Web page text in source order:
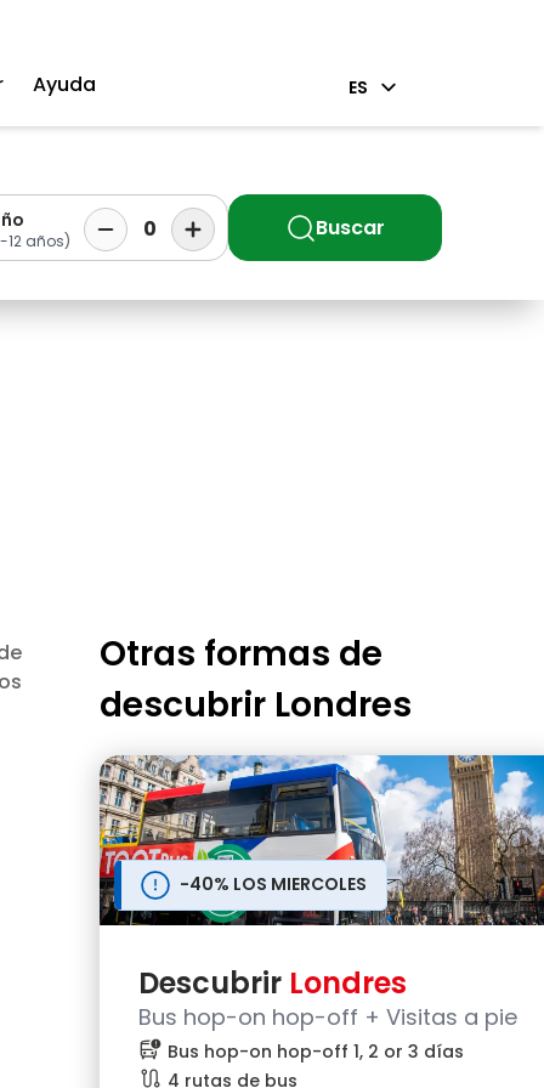
Ayuda ES
12 años) 0 Buscar
Otras formas de
descubrir Londres
-40% LOS MIERCOLES
Descubrir Londres
Bus hop-on hop-off + Visitas a pie
bus_alert Bus hop-on hop-off 1, 2 or 3 días
route 4 rutas de bus